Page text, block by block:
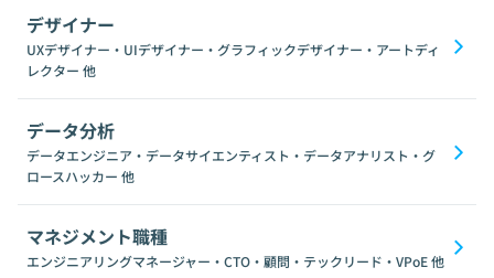
デザイナー
UXデザイナー・UIデザイナー・グラフィックデザイナー・アートディ
レクター 他
データ分析
データエンジニア・データサイエンティスト・データアナリスト・グ
ロースハッカー 他
マネジメント職種
エンジニアリングマネージャー・CTO・顧問・テックリード・VPoE他